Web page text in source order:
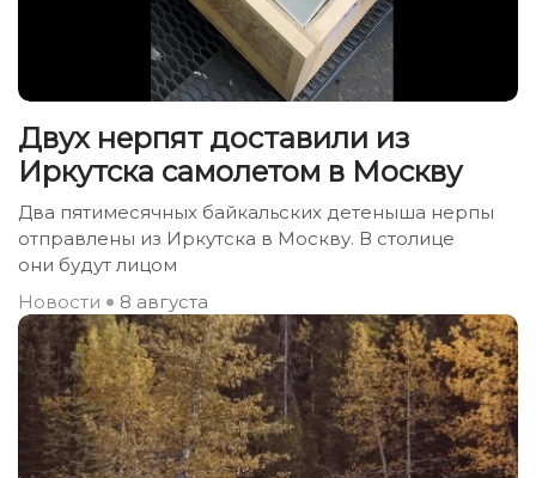
Двух нерпят доставили из
Иркутска самолетом в Москву
Два пятимесячных байкальских детеныша нерпы
отправлены из Иркутска в Москву. В столице
они будут лицом
Новости
8 августа